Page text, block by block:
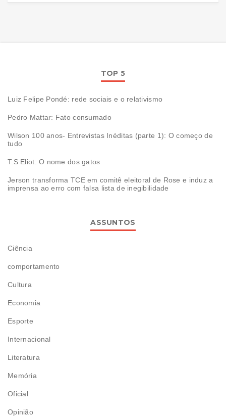
TOP 5
Luiz Felipe Pondé: rede sociais e o relativismo
Pedro Mattar: Fato consumado
Wilson 100 anos- Entrevistas Inéditas (parte 1): O começo de
tudo
T.S Eliot: O nome dos gatos
Jerson transforma TCE em comitê eleitoral de Rose e induz a
imprensa ao erro com falsa lista de inegibilidade
ASSUNTOS
Ciência
comportamento
Cultura
Economia
Esporte
Internacional
Literatura
Memória
Oficial
Opinião